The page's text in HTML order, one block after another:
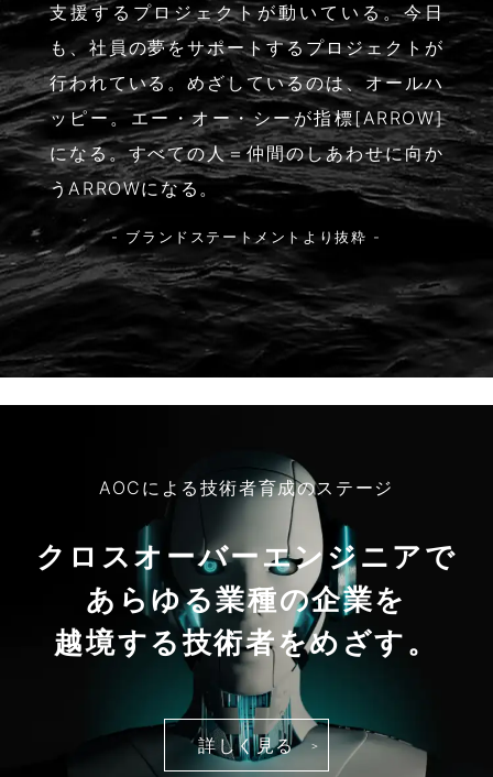
支援するプロジェクトが動いている。今日
も、社員の夢をサポートするプロジェクトが
行われている。めざしているのは、オールハ
ッピー。エー・オー・シーが指標[ARROW]
になる。すべての人＝仲間のしあわせに向か
うARROWになる。
- ブランドステートメントより抜粋 -
AOCによる技術者育成のステージ
クロスオーバーエンジニアで
あらゆる業種の企業を
越境する技術者をめざす。
詳しく見る